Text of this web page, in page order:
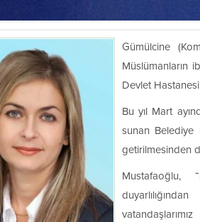
Gümülcine
Müslümanların
Devlet
Bu yıl Mart
sunan Belediye
getirilmesinden
Mustafaoğlu,